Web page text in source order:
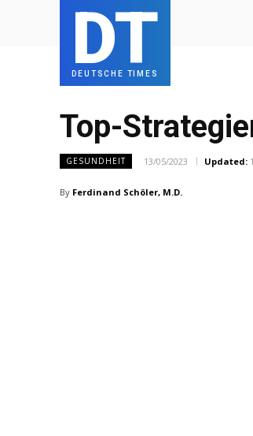
DT
DEUTSCHE TIMES
Top-
GESUNDHEIT 13/05/2023 Updated:
By Ferdinand Schöler, M.D.